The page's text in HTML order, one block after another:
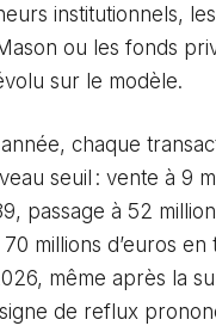
institutionnels,
ou les fonds
sur le modèle.
chaque
seuil : vente à 9
passage à 52
millions d’euros en
même après la
de reflux